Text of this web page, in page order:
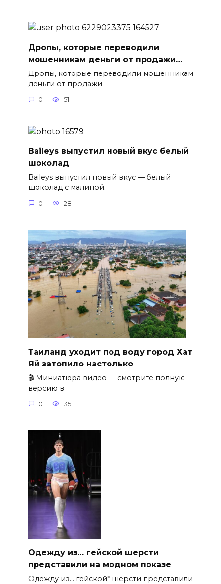
Дропы, которые переводили
мошенникам деньги от продажи…
Дропы, которые переводили мошенникам
деньги от продажи
0 51
Baileys выпустил новый вкус белый
шоколад
Baileys выпустил новый вкус — белый
шоколад с малиной.
0 28
Таиланд уходит под воду город Хат
Яй затопило настолько
🎬 Миниатюра видео — смотрите полную
версию в
0 35
Одежду из… гейской шерсти
представили на модном показе
Одежду из… гейской* шерсти представили